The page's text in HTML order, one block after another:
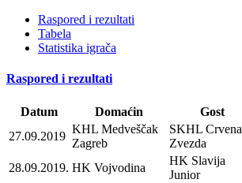
Raspored i rezultati
Tabela
Statistika igrača
Raspored i rezultati
Datum Domaćin Gost
27.09.2019
KHL Medveščak
Zagreb
SKHL Crvena
Zvezda
28.09.2019. HK Vojvodina
HK Slavija
Junior